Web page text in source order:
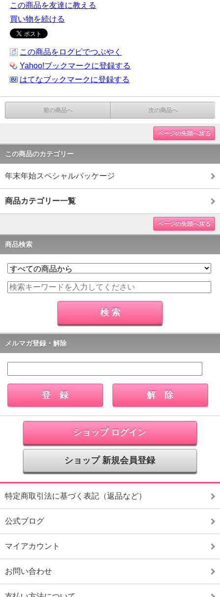
この商品を友達に教える
買い物を続ける
この商品をログピでつぶやく
Yahoo!ブックマークに登録する
はてなブックマークに登録する
前の商品へ 次の商品へ
ページの先頭へ戻る
この商品のカテゴリー
年末年始スペシャルパッケージ
商品カテゴリー一覧
ページの先頭へ戻る
商品検索
メルマガ登録・解除
ショップ ログイン
ショップ 新規会員登録
特定商取引法に基づく表記（返品など）
公式ブログ
マイアカウント
お問い合わせ